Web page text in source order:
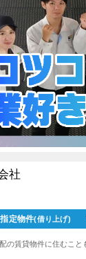
社
指定物件(借り上げ)
の賃貸物件に住むこ